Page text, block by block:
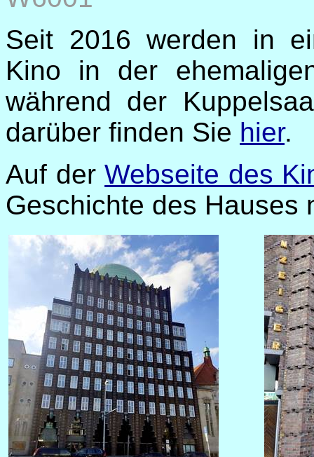
Seit 2016 werden in
Kino in der
während der
darüber finden Sie hier.
Auf derWebseite des
Geschichte des Hauses